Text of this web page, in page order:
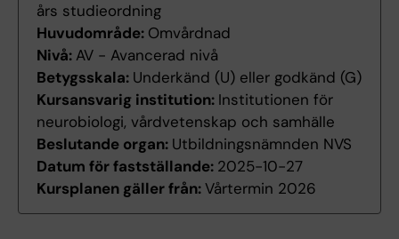
års studieordning
Huvudområde: Omvårdnad
Nivå: AV - Avancerad nivå
Betygsskala: Underkänd (U) eller godkänd (G)
Kursansvarig institution: Institutionen för
neurobiologi, vårdvetenskap och samhälle
Beslutande organ: Utbildningsnämnden NVS
Datum för fastställande: 2025-10-27
Kursplanen gäller från:Vårtermin 2026